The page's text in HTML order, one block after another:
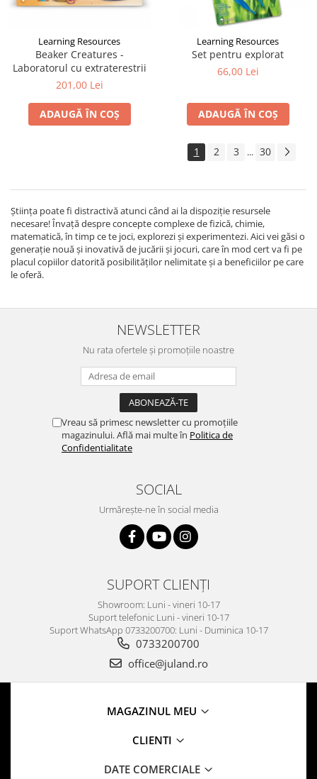
Learning Resources
Beaker Creatures -
Laboratorul cu extraterestrii
201,00 Lei
ADAUGĂ ÎN COȘ
Learning Resources
Set pentru explorat
66,00 Lei
ADAUGĂ ÎN COȘ
1 2 3 ... 30
Știința poate fi distractivă atunci când ai la dispoziție resursele
necesare! Învață despre concepte complexe de fizică, chimie,
matematică, în timp ce te joci, explorezi și experimentezi. Aici vei găsi o
generație nouă și inovativă de jucării și jocuri, care în mod cert va fi pe
placul copiilor datorită posibilităților nelimitate și a beneficiilor pe care
le oferă.
NEWSLETTER
Nu rata ofertele și promoțiile noastre
Vreau să primesc newsletter cu promoțiile
magazinului. Află mai multe în Politica de
Confidentialitate
SOCIAL
Urmărește-ne în social media
SUPORT CLIENȚI
Showroom: Luni - vineri 10-17
Suport telefonic Luni - vineri 10-17
Suport WhatsApp 0733200700: Luni - Duminica 10-17
0733200700
office@juland.ro
MAGAZINUL MEU
CLIENTI
DATE COMERCIALE